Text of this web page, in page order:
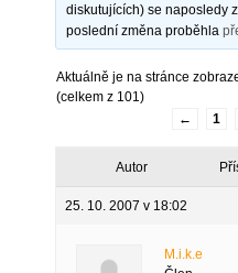
diskutujících) se naposledy
poslední změna proběhla
Aktuálně je na stránce
(celkem z 101)
←
1
Autor
25. 10. 2007 v 18:02
M.i.k.e